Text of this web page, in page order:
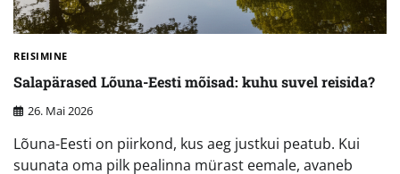
REISIMINE
Salapärased Lõuna-Eesti mõisad: kuhu suvel reisida?
26. Mai 2026
Lõuna-Eesti on piirkond, kus aeg justkui peatub. Kui
suunata oma pilk pealinna mürast eemale, avaneb